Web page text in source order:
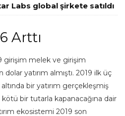
Labs global şirkete satıldı
Arttı
girişim melek ve girişim
yatırım almıştı. 2019 ilk üç
bir yatırım gerçekleşmiş
kötü bir tutarla kapanacağına dair
ekosistemi 2019 son